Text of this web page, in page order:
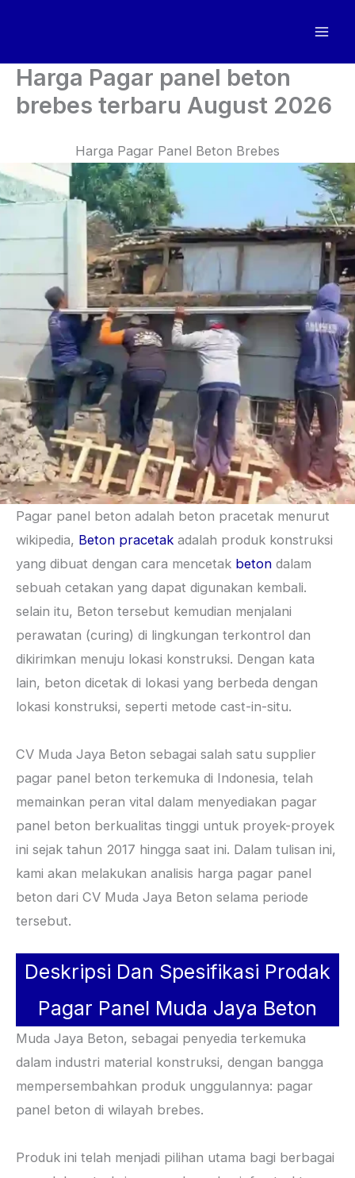
Harga Pagar panel beton
brebes terbaru August 2026
Harga Pagar Panel Beton Brebes
Pagar panel beton adalah beton pracetak menurut
wikipedia, Beton pracetak adalah produk konstruksi
yang dibuat dengan cara mencetak beton dalam
sebuah cetakan yang dapat digunakan kembali.
selain itu, Beton tersebut kemudian menjalani
perawatan (curing) di lingkungan terkontrol dan
dikirimkan menuju lokasi konstruksi. Dengan kata
lain, beton dicetak di lokasi yang berbeda dengan
lokasi konstruksi, seperti metode cast-in-situ.
CV Muda Jaya Beton sebagai salah satu supplier
pagar panel beton terkemuka di Indonesia, telah
memainkan peran vital dalam menyediakan pagar
panel beton berkualitas tinggi untuk proyek-proyek
ini sejak tahun 2017 hingga saat ini. Dalam tulisan ini,
kami akan melakukan analisis harga pagar panel
beton dari CV Muda Jaya Beton selama periode
tersebut.
Deskripsi Dan Spesifikasi Prodak
Pagar Panel Muda Jaya Beton
Muda Jaya Beton, sebagai penyedia terkemuka
dalam industri material konstruksi, dengan bangga
mempersembahkan produk unggulannya: pagar
panel beton di wilayah brebes.
Produk ini telah menjadi pilihan utama bagi berbagai